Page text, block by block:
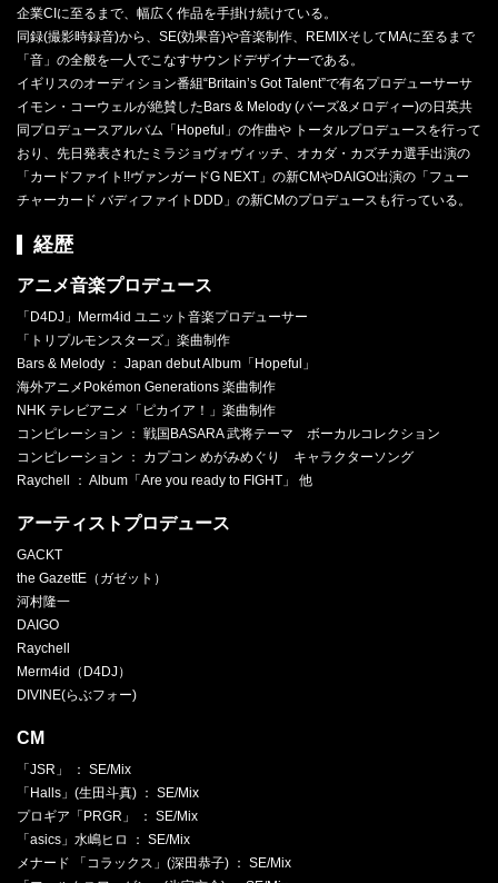
企業CIに至るまで、幅広く作品を手掛け続けている。
同録(撮影時録音)から、SE(効果音)や音楽制作、REMIXそしてMAに至るまで
「音」の全般を一人でこなすサウンドデザイナーである。
イギリスのオーディション番組“Britain’s Got Talent”で有名プロデューサーサ
イモン・コーウェルが絶賛したBars & Melody (バーズ&メロディー)の日英共
同プロデュースアルバム「Hopeful」の作曲や トータルプロデュースを行って
おり、先日発表されたミラジョヴォヴィッチ、オカダ・カズチカ選手出演の
「カードファイト!!ヴァンガードG NEXT」の新CMやDAIGO出演の「フュー
チャーカード バディファイトDDD」の新CMのプロデュースも行っている。
経歴
アニメ音楽プロデュース
「D4DJ」Merm4id ユニット音楽プロデューサー
「トリプルモンスターズ」楽曲制作
Bars & Melody ： Japan debut Album「Hopeful」
海外アニメPokémon Generations 楽曲制作
NHK テレビアニメ「ピカイア！」楽曲制作
コンピレーション ： 戦国BASARA 武将テーマ ボーカルコレクション
コンピレーション ： カプコン めがみめぐり キャラクターソング
Raychell ： Album「Are you ready to FIGHT」 他
アーティストプロデュース
GACKT
the GazettE（ガゼット）
河村隆一
DAIGO
Raychell
Merm4id（D4DJ）
DIVINE(らぶフォー)
CM
「JSR」 ： SE/Mix
「Halls」(生田斗真) ： SE/Mix
プロギア「PRGR」 ： SE/Mix
「asics」水嶋ヒロ ： SE/Mix
メナード 「コラックス」(深田恭子) ： SE/Mix